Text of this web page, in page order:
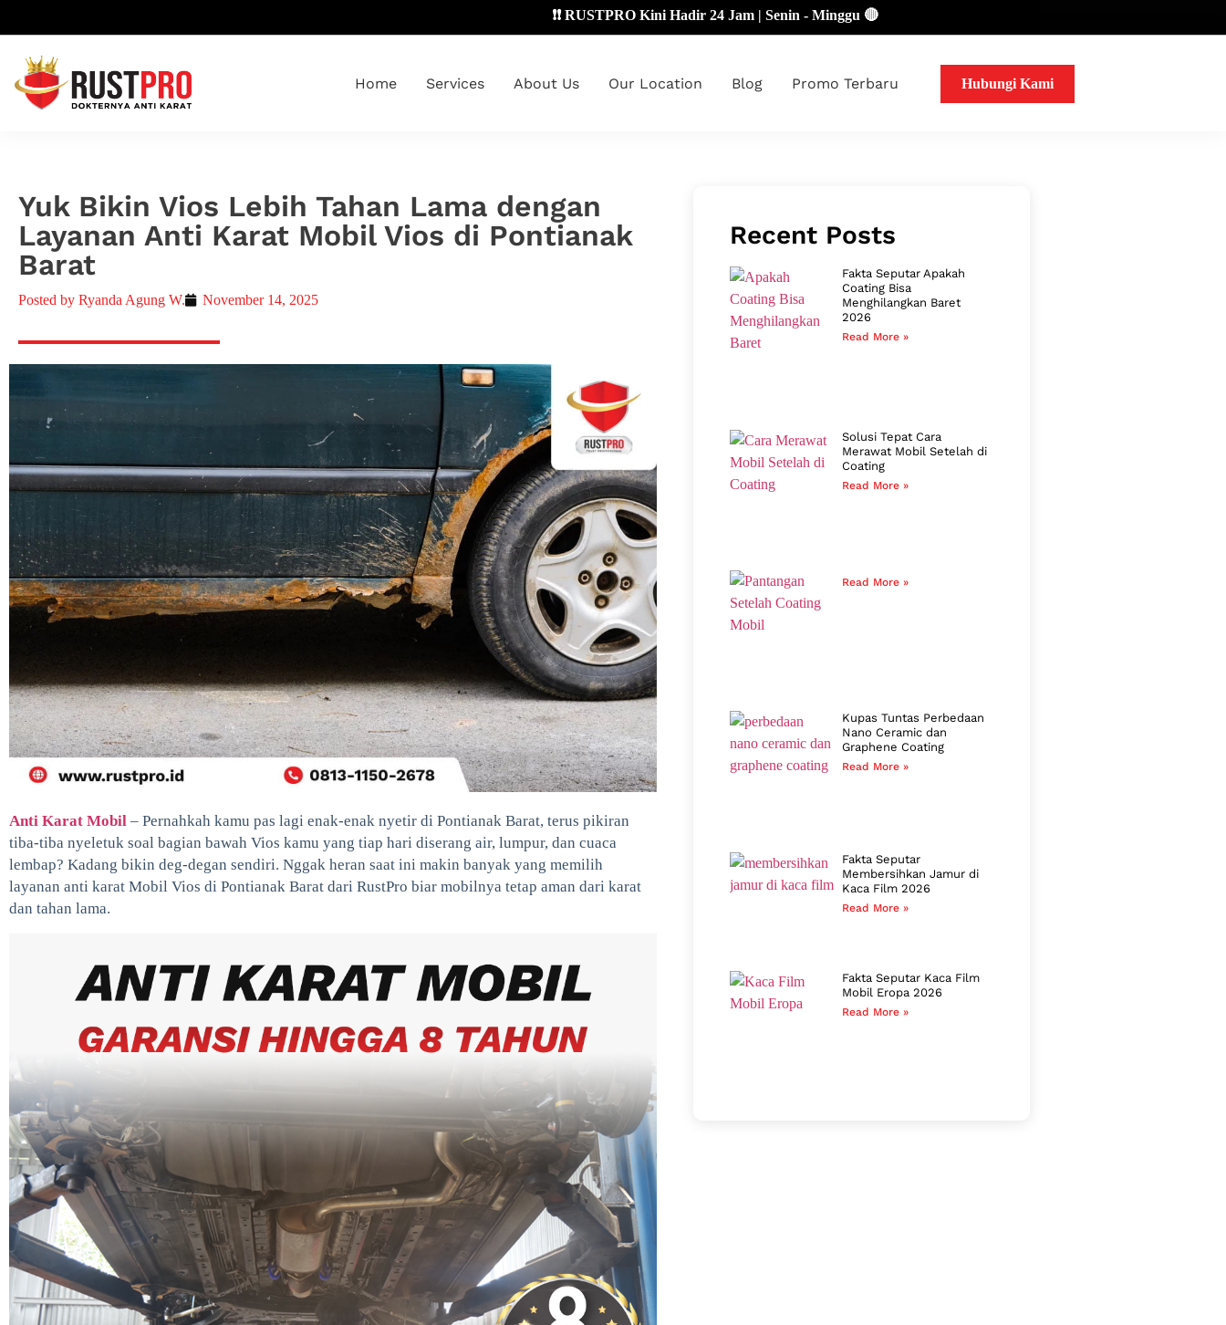
❗❗ RUSTPRO Kini Hadir 24 Jam | Senin - Minggu 🔴
Home Services About Us Our Location Blog Promo Terbaru Hubungi Kami
Yuk Bikin Vios Lebih Tahan Lama dengan
Layanan Anti Karat Mobil Vios di Pontianak
Barat
Posted by Ryanda Agung W. November 14, 2025
Anti Karat Mobil – Pernahkah kamu pas lagi enak-enak nyetir di Pontianak Barat, terus pikiran
tiba-tiba nyeletuk soal bagian bawah Vios kamu yang tiap hari diserang air, lumpur, dan cuaca
lembap? Kadang bikin deg-degan sendiri. Nggak heran saat ini makin banyak yang memilih
layanan anti karat Mobil Vios di Pontianak Barat dari RustPro biar mobilnya tetap aman dari karat
dan tahan lama.
Recent Posts
Fakta Seputar Apakah
Coating Bisa
Menghilangkan Baret
2026
Read More »
Solusi Tepat Cara
Merawat Mobil Setelah di
Coating
Read More »
Read More »
Kupas Tuntas Perbedaan
Nano Ceramic dan
Graphene Coating
Read More »
Fakta Seputar
Membersihkan Jamur di
Kaca Film 2026
Read More »
Fakta Seputar Kaca Film
Mobil Eropa 2026
Read More »